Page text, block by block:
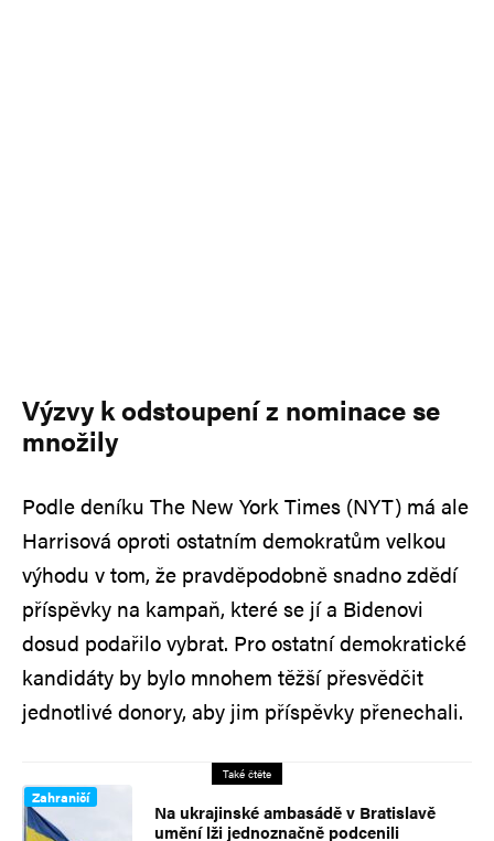
Výzvy k odstoupení z nominace se
množily
Podle deníku The New York Times (NYT) má ale
Harrisová oproti ostatním demokratům velkou
výhodu v tom, že pravděpodobně snadno zdědí
příspěvky na kampaň, které se jí a Bidenovi
dosud podařilo vybrat. Pro ostatní demokratické
kandidáty by bylo mnohem těžší přesvědčit
jednotlivé donory, aby jim příspěvky přenechali.
Také čtěte
Zahraničí
Na ukrajinské ambasádě v Bratislavě
umění lži jednoznačně podcenili